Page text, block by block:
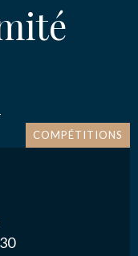
COMPÉTITIONS